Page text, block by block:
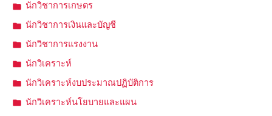
นักวิชาการเกษตร
นักวิชาการเงินและบัญชี
นักวิชาการแรงงาน
นักวิเคราะห์
นักวิเคราะห์งบประมาณปฏิบัติการ
นักวิเคราะห์นโยบายและแผน